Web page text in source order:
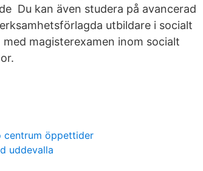
Du kan även studera på avancerad
utbildare i socialt
magisterexamen inom socialt
centrum öppettider
uddevalla